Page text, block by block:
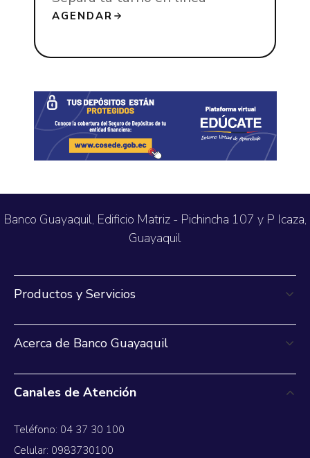
AGENDAR
Banco Guayaquil, Edificio Matriz - Pichincha 107 y P Icaza,
Guayaquil
Productos y Servicios
Acerca de Banco Guayaquil
Canales de Atención
Teléfono: 04 37 30 100
Celular: 0983730100